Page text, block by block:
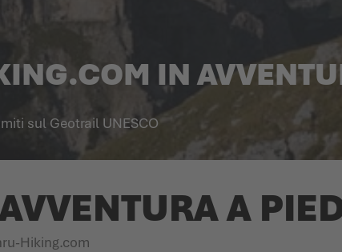
IN
sul Geotrail UNESCO
A
Hiking.com